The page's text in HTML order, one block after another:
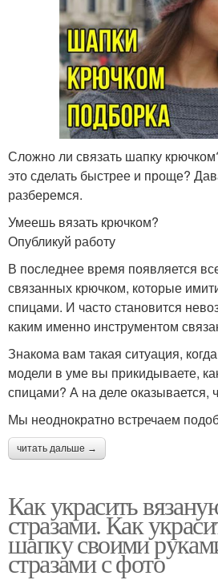
Сложно ли связать шапку
это сделать быстрее и проще?
разберемся.
Умеешь вязать крючком?
Опубликуй работу
В последнее время появляется
связанных крючком, которые
спицами. И часто становится
каким именно инструментом
Знакома вам такая ситуация,
модели в уме вы прикидываете,
спицами? А на деле оказывается,
Мы неоднократно встречаем
читать дальше →
Как украсить
стразами. Как
шапку своими
стразами с фото